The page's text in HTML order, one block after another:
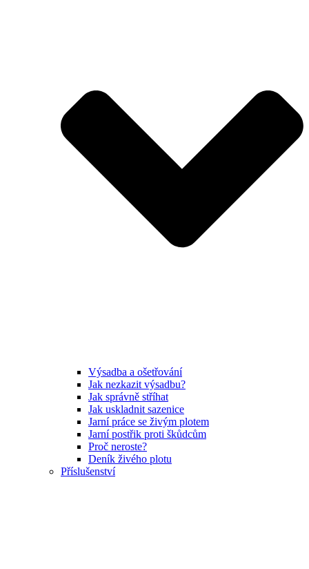
Výsadba a ošetřování
Jak nezkazit výsadbu?
Jak správně stříhat
Jak uskladnit sazenice
Jarní práce se živým plotem
Jarní postřik proti škůdcům
Proč neroste?
Deník živého plotu
Příslušenství